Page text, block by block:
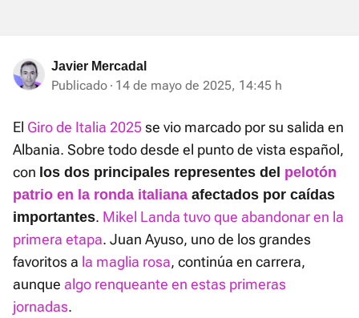
Javier Mercadal
Publicado 14 de mayo de 2025, 14:45 h
El Giro de Italia 2025se vio marcado por su salida en
Albania. Sobre todo desde el punto de vista español,
con los dos principales representes del pelotón
patrio en la ronda italiana afectados por caídas
importantes. Mikel Landa tuvo que abandonar en la
primera etapa. Juan Ayuso, uno de los grandes
favoritos a la maglia rosa, continúa en carrera,
aunque algo renqueante en estas primeras
jornadas.